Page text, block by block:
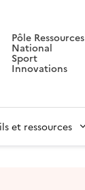
Pôle Ressources
National
Sport
Innovations
et ressources